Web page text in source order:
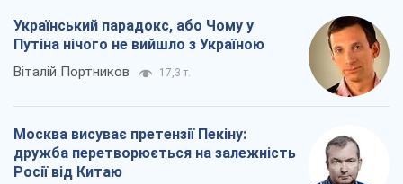
Український парадокс, або Чому у
Путіна нічого не вийшло з Україною
Віталій Портников 17,3 т.
Москва висуває претензії Пекіну:
дружба перетворюється на залежність
Росії від Китаю